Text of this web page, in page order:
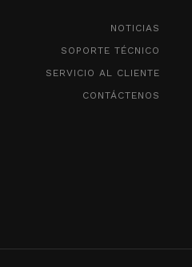
NOTICIAS
SOPORTE TÉCNICO
SERVICIO AL CLIENTE
CONTÁCTENOS